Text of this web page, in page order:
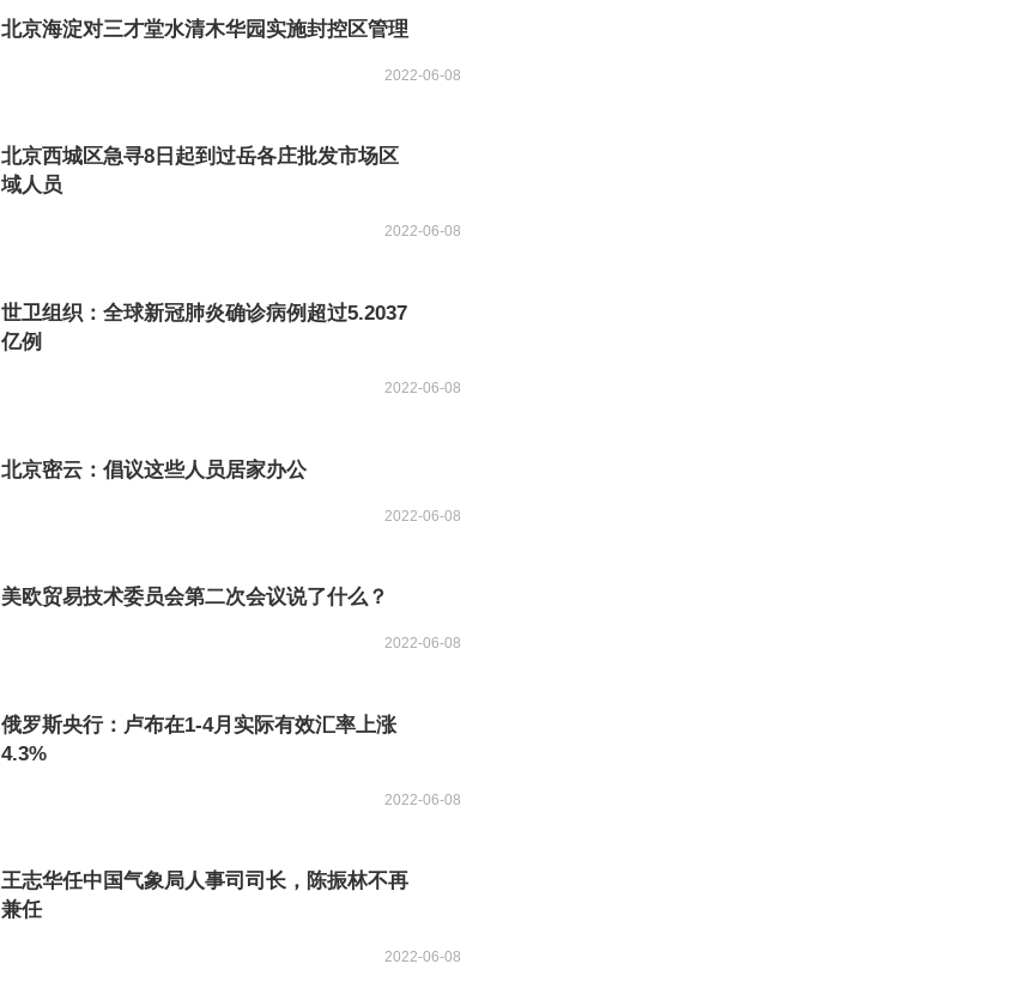
北京海淀对三才堂水清木华园实施封控区管理
2022-06-08
北京西城区急寻8日起到过岳各庄批发市场区
域人员
2022-06-08
世卫组织：全球新冠肺炎确诊病例超过5.2037
亿例
2022-06-08
北京密云：倡议这些人员居家办公
2022-06-08
美欧贸易技术委员会第二次会议说了什么？
2022-06-08
俄罗斯央行：卢布在1-4月实际有效汇率上涨
4.3%
2022-06-08
王志华任中国气象局人事司司长，陈振林不再
兼任
2022-06-08